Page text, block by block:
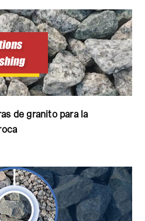
de granito para la